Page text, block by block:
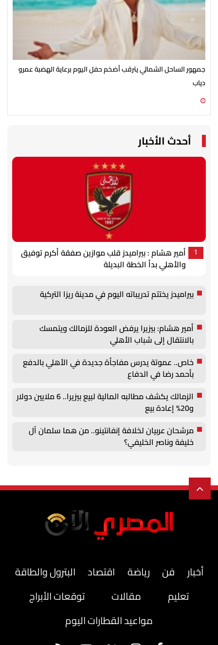
جمهور الساحل الشمالي يترقب أضخم حفل اليوم برعاية الهضبة عمرو
دياب
أحدث الأخبار
1
أمير هشام : بيراميدز قلب موازين صفقة أكرم توفيق
والأهلي بدأ الخطة البديلة
بيراميدز يختتم تدريباته اليوم في مدينة ريزا التركية
أمير هشام: بيزيرا يرفض العودة للزمالك ويتمسك
بالانتقال إلى شباب الأهلي
خاص.. عموتة يدرس مفاجأة جديدة في الأهلي بالدفع
بأحمد رضا في الدفاع
الزمالك يكشف مطالبه المالية لبيع بيزيرا.. 6 ملايين دولار
و20% إعادة بيع
مرشحان عربيان لخلافة إنفانتينو.. من هما سلمان آل
خليفة وناصر الخليفي؟
أخبار فن رياضة اقتصاد
البترول والطاقة
تعليم
مقالات
توقعات الأبراج
مواعيد القطارات اليوم